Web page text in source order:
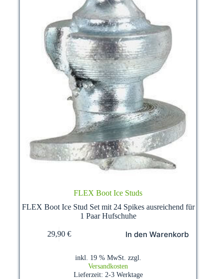
FLEX Boot Ice Studs
FLEX Boot Ice Stud Set mit 24 Spikes ausreichend für
1 Paar Hufschuhe
29,90 € In den Warenkorb
inkl. 19 % MwSt. zzgl.
Versandkosten
Lieferzeit: 2-3 Werktage